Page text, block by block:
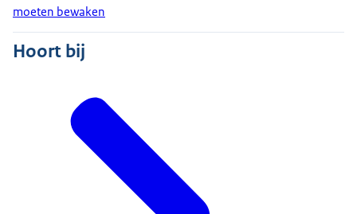
moeten bewaken
Hoort bij